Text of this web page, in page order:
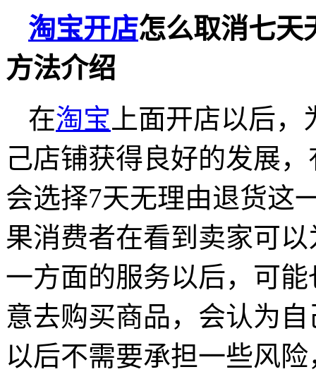
淘宝开店怎么取消七天
方法介绍
在淘宝 上面开店以后
己店铺获得良好的发展
会选择7天无理由退货这
果消费者在看到卖家可
一方面的服务以后，可
意去购买商品，会认为
以后不需要承担一些风